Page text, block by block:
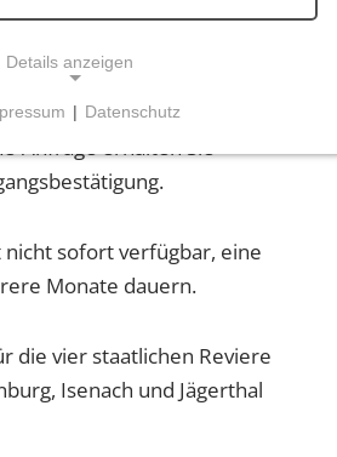
über unser
Anfrage erhalten Sie
sofort verfügbar, eine
Monate dauern.
die vier staatlichen Reviere
Isenach und Jägerthal
Details anzeigen
ermöglichen grundlegende
für die einwandfreie Funktion
Cookie
die ausgewählten
| Datenschutz